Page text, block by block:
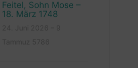
Feitel, Sohn Mose –
18. März 1748